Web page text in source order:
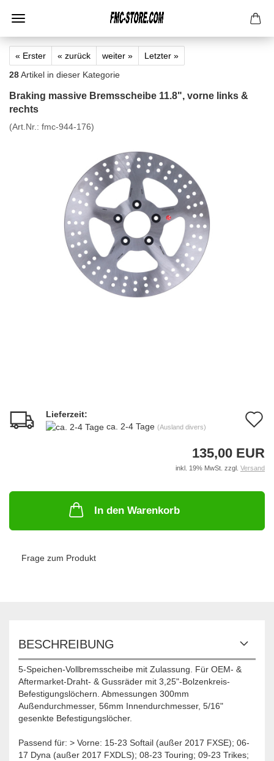
« Erster « zurück weiter »
Letzter »
28Artikel in dieser Kategorie
Braking massive Bremsscheibe 11.8", vorne links &
rechts
(Art.Nr.: fmc-944-176)
Lieferzeit:
ca. 2-4 Tage (Ausland divers)
135,00 EUR
inkl. 19% MwSt. zzgl. Versand
In den Warenkorb
Frage zum Produkt
BESCHREIBUNG
5-Speichen-Vollbremsscheibe mit Zulassung. Für OEM- &
Aftermarket-Draht- & Gussräder mit 3,25"-Bolzenkreis-
Befestigungslöchern. Abmessungen 300mm
Außendurchmesser, 56mm Innendurchmesser, 5/16"
gesenkte Befestigungslöcher.
Passend für: > Vorne: 15-23 Softail (außer 2017 FXSE); 06-
17 Dyna (außer 2017 FXDLS); 08-23 Touring; 09-23 Trikes;